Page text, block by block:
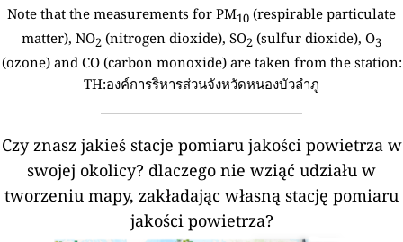
Note that the measurements for PM10 (respirable particulate
matter), NO2 (nitrogen dioxide), SO2 (sulfur dioxide), O3
(ozone) and CO (carbon monoxide) are taken from the station:
TH:องค์การริหารส่วนจังหวัดหนองบัวลำภู
Czy znasz jakieś stacje pomiaru jakości powietrza w
swojej okolicy? dlaczego nie wziąć udziału w
tworzeniu mapy, zakładając własną stację pomiaru
jakości powietrza?